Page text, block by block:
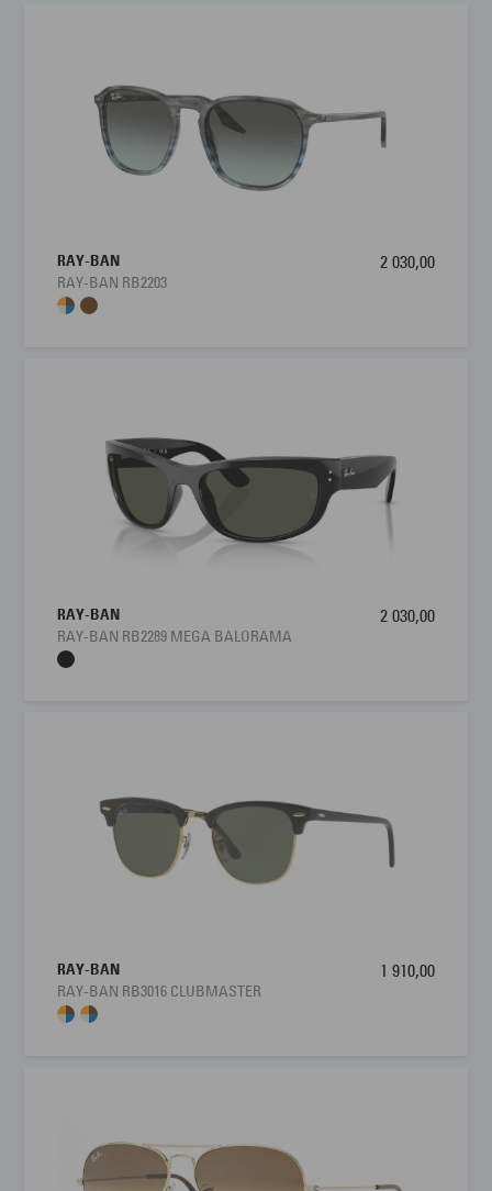
RAY-BAN
RAY-BAN RB2203
2 030,00
RAY-BAN
RAY-BAN RB2289 MEGA BALORAMA
2 030,00
RAY-BAN
RAY-BAN RB3016 CLUBMASTER
1 910,00